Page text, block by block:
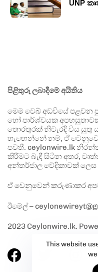
UNP
පිළිතුරු ලබාදීමේ අයිතිය
මෙම වෙබ් අඩවියේ
හෝ පාර්ශ්වයක
තොරතුරක් නිවැරදි විය යුතු
හැඟෙන්නේ නම්, ඒ
පවතී. ceylonwire.lk
කිරීමට බැඳී සිටින අතර,
අන්තර්ජාල වේදිකාවක්
ඒ වෙනුවෙන් කරුණාකර
ඊමේල් –
2023 Ceylonwire.lk.
This website